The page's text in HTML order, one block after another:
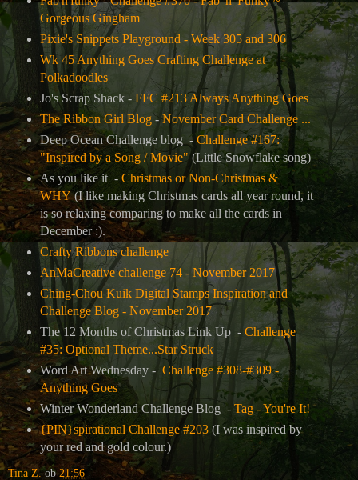
Gorgeous Gingham
Pixie's Snippets Playground - Week 305 and 306
Wk 45 Anything Goes Crafting Challenge at
Polkadoodles
Jo's Scrap Shack - FFC #213 Always Anything Goes
The Ribbon Girl Blog-November Card Challenge ...
Deep Ocean Challenge blog - Challenge #167:
"Inspired by a Song / Movie"(Little Snowflake song)
As you like it - Christmas or Non-Christmas &
WHY(I like making Christmas cards all year round, it
is so relaxing comparing to make all the cards in
December :).
Crafty Ribbons challenge
AnMaCreative challenge 74 - November 2017
Ching-Chou Kuik Digital Stamps Inspiration and
Challenge Blog - November 2017
The 12 Months of Christmas Link Up - Challenge
#35: Optional Theme...Star Struck
Word Art Wednesday - Challenge #308-#309 -
Anything Goes
Winter Wonderland Challenge Blog - Tag - You're It!
{PIN}spirational Challenge #203(I was inspired by
your red and gold colour.)
Tina Z. ob21:56